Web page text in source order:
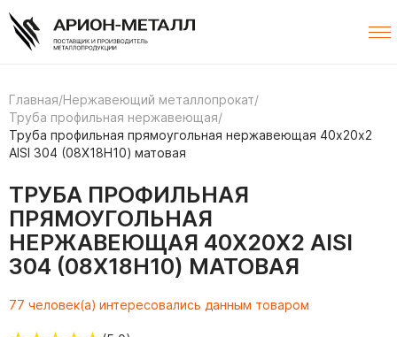
Главная/Нержавеющий металлопрокат/
Труба профильная нержавеющая/
Труба профильная прямоугольная нержавеющая 40х20х2
AISI 304 (08Х18Н10) матовая
ТРУБА ПРОФИЛЬНАЯ
ПРЯМОУГОЛЬНАЯ
НЕРЖАВЕЮЩАЯ 40Х20Х2 AISI
304 (08Х18Н10) МАТОВАЯ
77 человек(а) интересовались данным товаром